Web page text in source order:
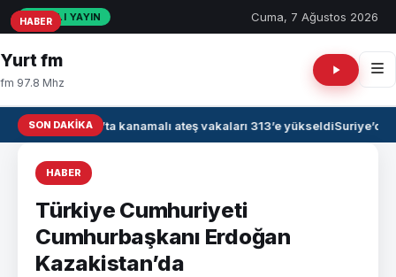
CANLI YAYIN Cuma, 7 Ağustos 2026
Yurt fm
fm 97.8 Mhz
SON DAKIKAIrak’ta kanamalı ateş vakaları 313’e yükseldiSuriye’de
HABER
Türkiye Cumhuriyeti
Cumhurbaşkanı Erdoğan
Kazakistan’da
HABER
HABER
HABER